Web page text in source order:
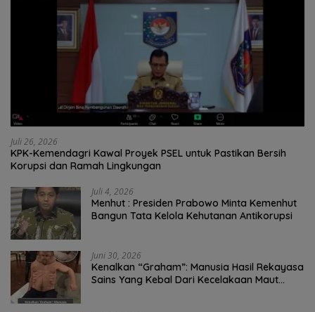
Juli 26, 2026
KPK-Kemendagri Kawal Proyek PSEL untuk Pastikan Bersih
Korupsi dan Ramah Lingkungan
Juli 4, 2026
Menhut : Presiden Prabowo Minta Kemenhut
Bangun Tata Kelola Kehutanan Antikorupsi
Juni 30, 2026
Kenalkan “Graham”: Manusia Hasil Rekayasa
Sains Yang Kebal Dari Kecelakaan Maut